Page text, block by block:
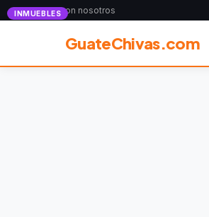
Anunciate con nosotros
GuateChivas.com
INMUEBLES